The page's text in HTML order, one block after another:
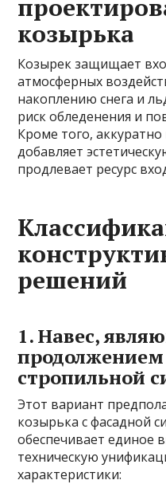
козырька
Козырек защищает
атмосферных
накоплению снега и
риск обледенения и
Кроме того,
добавляет
продлевает ресурс
решений
1. Навес,
стропильной
Этот вариант
козырька с фасадной
обеспечивает единое
техническую
характеристики: